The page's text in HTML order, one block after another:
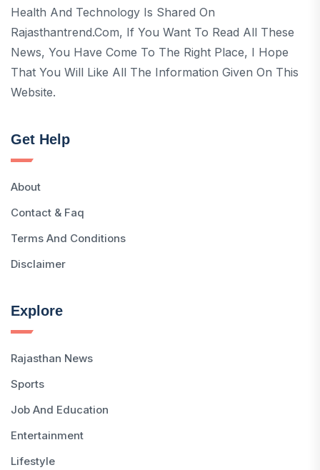
Health And Technology Is Shared On
Rajasthantrend.com, If You Want To Read All These
News, You Have Come To The Right Place, I Hope
That You Will Like All The Information Given On This
Website.
Get Help
About
Contact & Faq
Terms And Conditions
Disclaimer
Explore
Rajasthan News
Sports
Job And Education
Entertainment
Lifestyle